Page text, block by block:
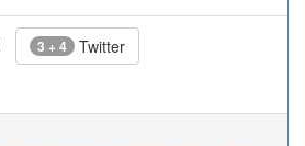
3 + 4 Twitter